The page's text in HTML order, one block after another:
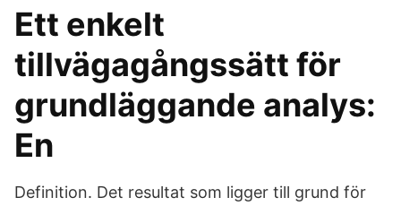
Ett enkelt
tillvägagångssätt för
grundläggande analys:
En
Definition. Det resultat som ligger till grund för